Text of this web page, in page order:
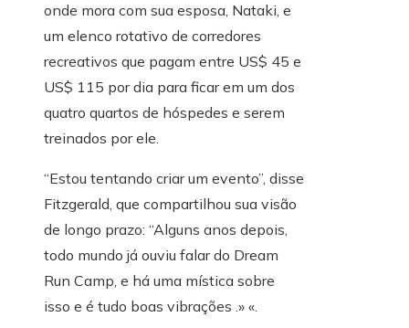
onde mora com sua esposa, Nataki, e
um elenco rotativo de corredores
recreativos que pagam entre US$ 45 e
US$ 115 por dia para ficar em um dos
quatro quartos de hóspedes e serem
treinados por ele.
“Estou tentando criar um evento”, disse
Fitzgerald, que compartilhou sua visão
de longo prazo: “Alguns anos depois,
todo mundo já ouviu falar do Dream
Run Camp, e há uma mística sobre
isso e é tudo boas vibrações .» «.